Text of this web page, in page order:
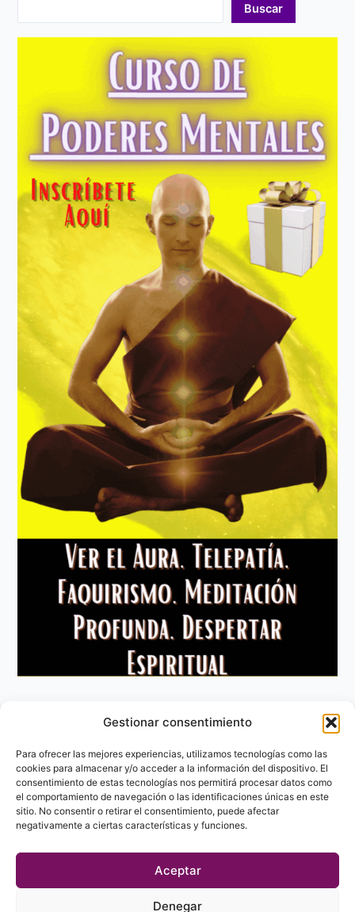
Gestionar consentimiento
Para ofrecer las mejores experiencias, utilizamos tecnologías como las
cookies para almacenar y/o acceder a la información del dispositivo. El
consentimiento de estas tecnologías nos permitirá procesar datos como
el comportamiento de navegación o las identificaciones únicas en este
sitio. No consentir o retirar el consentimiento, puede afectar
negativamente a ciertas características y funciones.
Aceptar
Denegar
Buscar
Aviso Legal
Política de privacidad
Política de Cookies
Contacto